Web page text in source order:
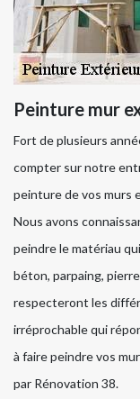
Peinture mur
Fort de plusieurs
compter sur notre
peinture de vos murs
Nous avons
peindre le matériau
béton, parpaing,
respecteront les
irréprochable qui
à faire peindre vos
par Rénovation 38.